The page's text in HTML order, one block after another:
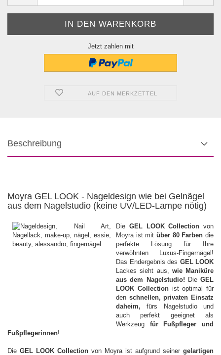
Jetzt zahlen mit
AUF DEN MERKZETTEL
Beschreibung
Moyra GEL LOOK - Nageldesign wie bei Gelnägel
aus dem Nagelstudio (keine UV/LED-Lampe nötig)
Die GEL LOOK Collection von
Moyra ist mit über 80 Farben die
perfekte Lösung für Ihre
verwöhnten Luxus-Fingernägel!
Das Endergebnis des GEL LOOK
Lackes sieht aus, wie Maniküre
aus dem Nagelstudio! Die GEL
LOOK Collectionist optimal für
den schnellen, privaten Einsatz
daheim, fürs Nagelstudio und
auch perfekt geeignet als
Werkzeug für Fußpfleger und
Fußpflegerinnen!
Die GEL LOOK Collection von Moyra ist aufgrund seiner gelartigen